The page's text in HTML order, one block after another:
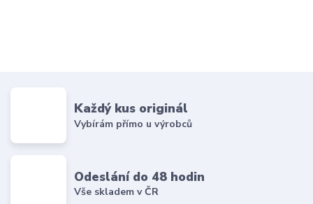
Každý kus originál
Vybírám přímo u výrobců
Odeslání do 48 hodin
Vše skladem v ČR